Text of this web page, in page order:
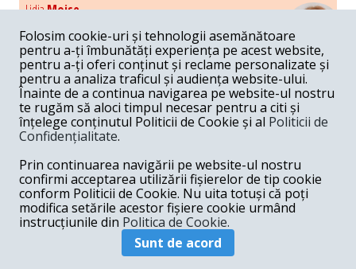
LidiaMoise
Costurile economice ale haosului politic
Opinii / Economia nu poate rezista cu retorica falsă a
susținerii intereselor poporului, care, de fapt, ascunde
obsesia menținerii privilegiilor și a averilor unor caste.
Melania Cincea
Noi puseuri de xenofobie din partea românilor
„neaoși”
Periodic, în spațiul public sunt voci care lansează
mesaje xenofobe la adresa câte unui politician care deranjează un
anumit grup politico-mediatic, într-un anumit moment.
ArmandGosu
Unirea cu Moldova: modele istorice
Unirea cu Moldova depinde de intensitatea
amenințării haosului și anarhiei de dincolo de Nistru.
Folosim cookie-uri și tehnologii asemănătoare
pentru a-ți îmbunătăți experiența pe acest website,
pentru a-ți oferi conținut și reclame personalizate și
pentru a analiza traficul și audiența website-ului.
Înainte de a continua navigarea pe website-ul nostru
te rugăm să aloci timpul necesar pentru a citi și
înțelege conținutul Politicii de Cookie și al Politicii de
Confidențialitate.
Prin continuarea navigării pe website-ul nostru
confirmi acceptarea utilizării fișierelor de tip cookie
conform Politicii de Cookie. Nu uita totuși că poți
modifica setările acestor fișiere cookie urmând
instrucțiunile din Politica de Cookie.
Sunt de acord